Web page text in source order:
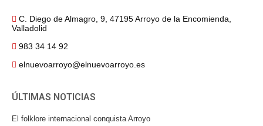
C. Diego de Almagro, 9, 47195 Arroyo de la Encomienda,
Valladolid
983 34 14 92
elnuevoarroyo@elnuevoarroyo.es
ÚLTIMAS NOTICIAS
El folklore internacional conquista Arroyo